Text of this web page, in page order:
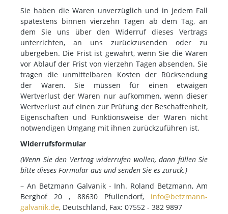
Sie haben die Waren unverzüglich und in jedem Fall
spätestens binnen vierzehn Tagen ab dem Tag, an
dem Sie uns über den Widerruf dieses Vertrags
unterrichten, an uns zurückzusenden oder zu
übergeben. Die Frist ist gewahrt, wenn Sie die Waren
vor Ablauf der Frist von vierzehn Tagen absenden. Sie
tragen die unmittelbaren Kosten der Rücksendung
der Waren. Sie müssen für einen etwaigen
Wertverlust der Waren nur aufkommen, wenn dieser
Wertverlust auf einen zur Prüfung der Beschaffenheit,
Eigenschaften und Funktionsweise der Waren nicht
notwendigen Umgang mit ihnen zurückzuführen ist.
Widerrufsformular
(Wenn Sie den Vertrag widerrufen wollen, dann füllen Sie
bitte dieses Formular aus und senden Sie es zurück.)
– An Betzmann Galvanik - Inh. Roland Betzmann, Am
Berghof 20 , 88630 Pfullendorf, info@betzmann-
galvanik.de, Deutschland, Fax: 07552 - 382 9897